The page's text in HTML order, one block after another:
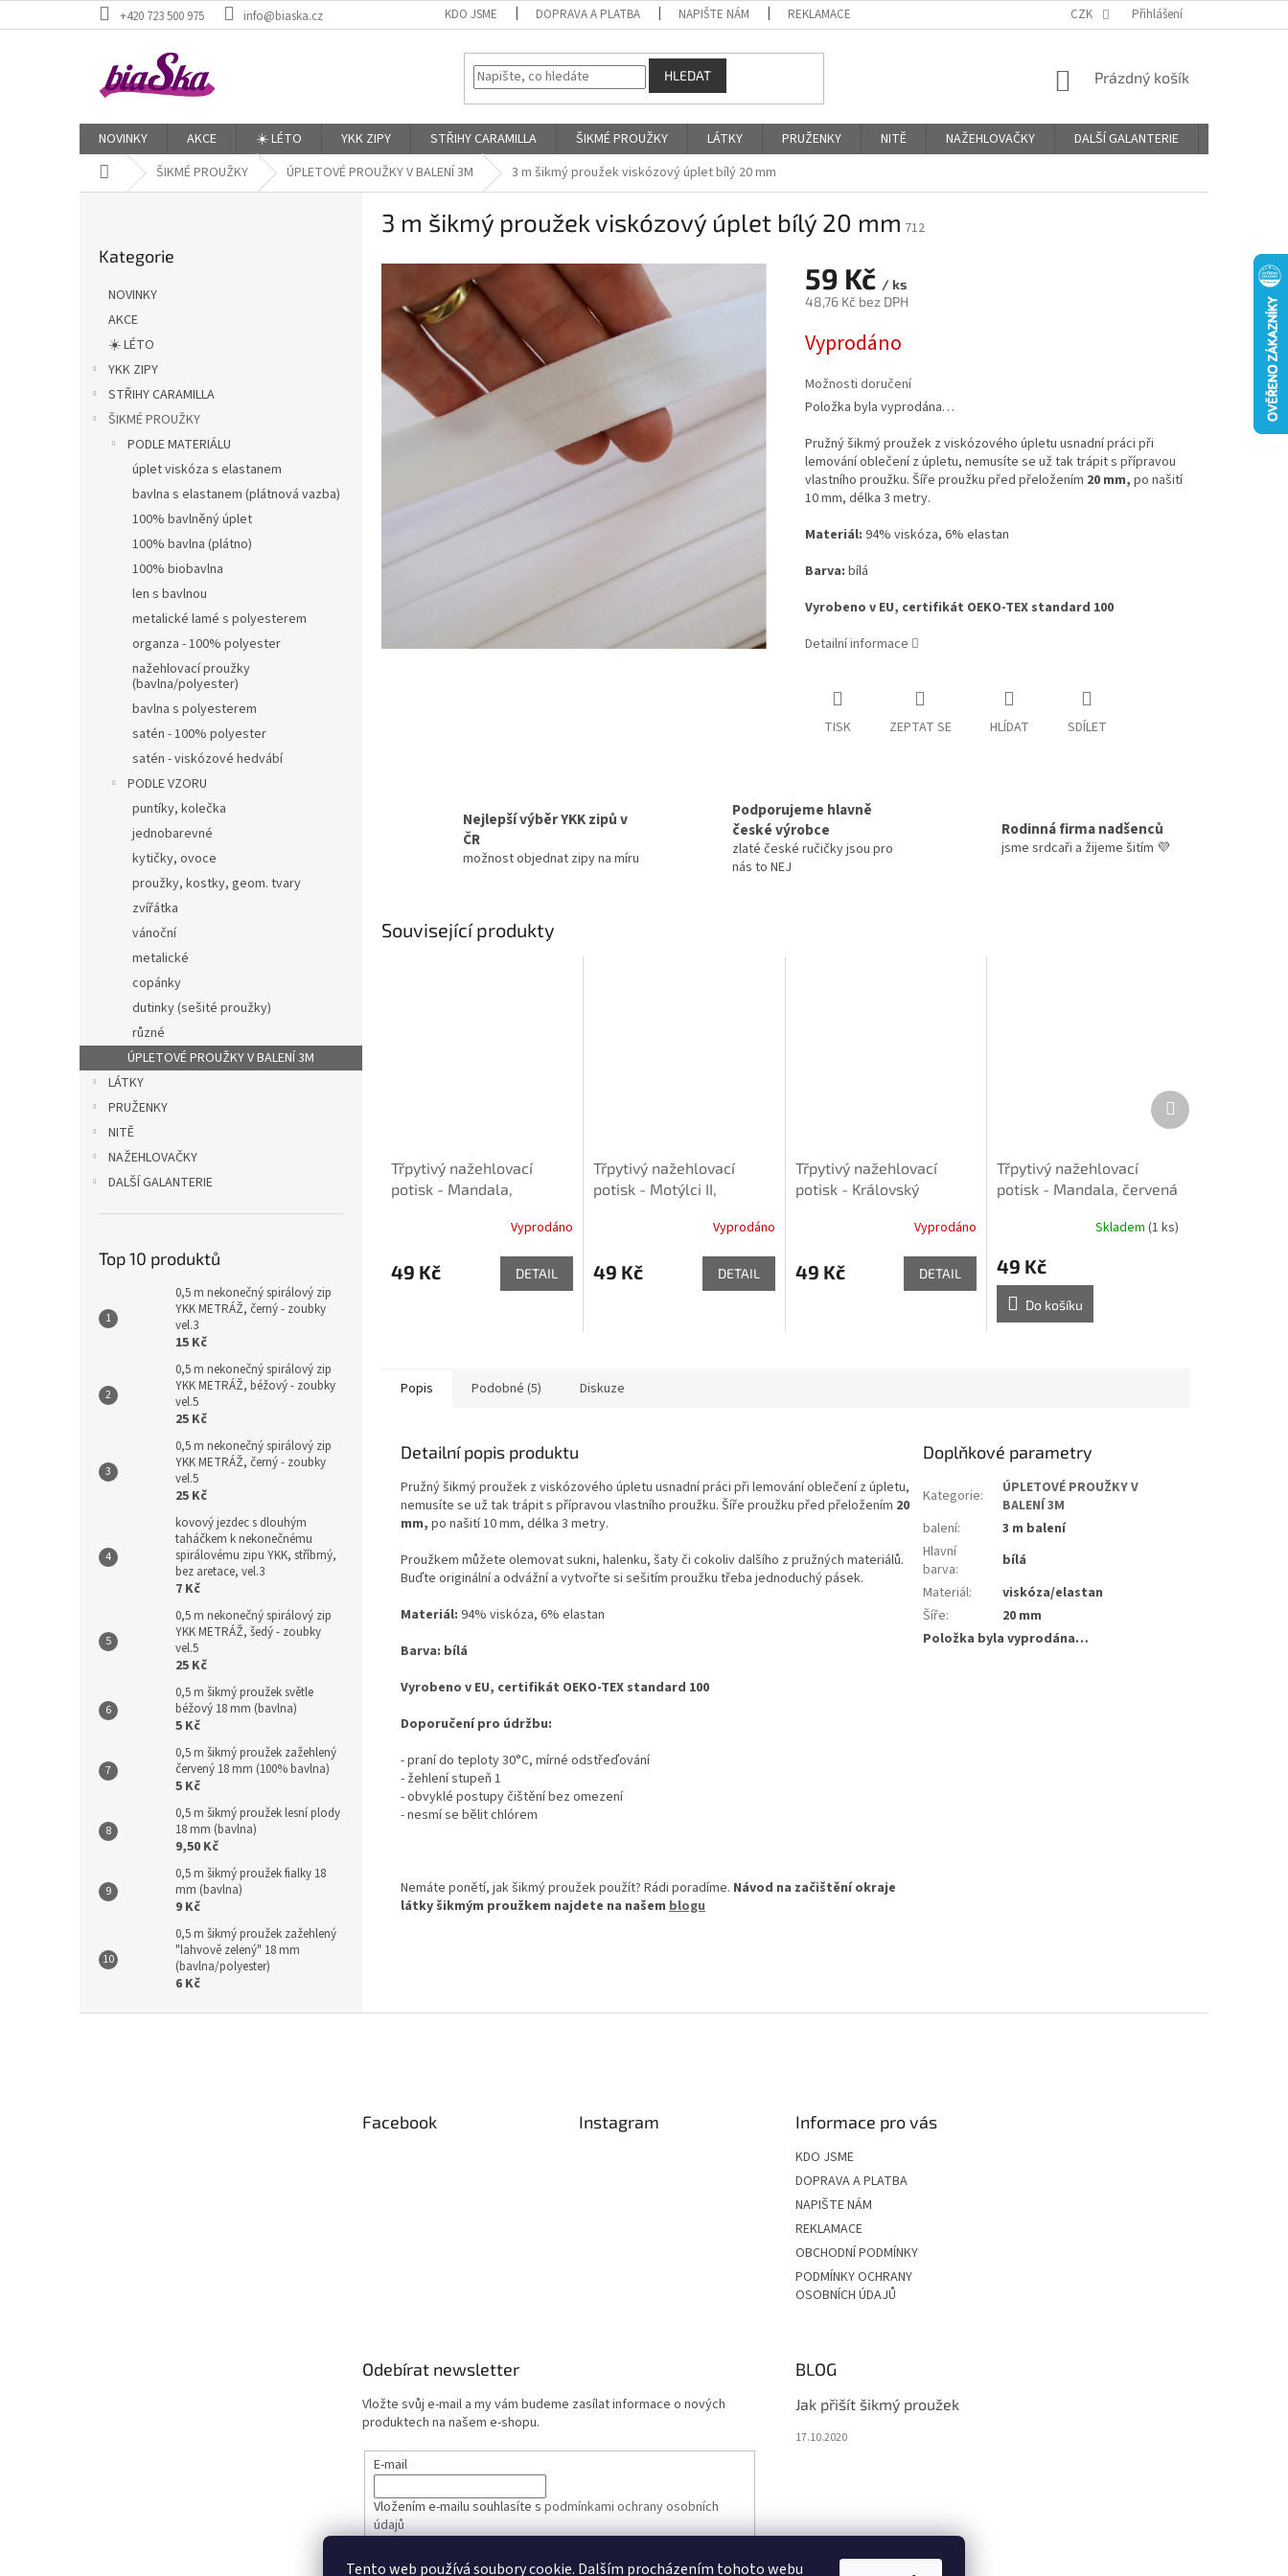
Tento web používá soubory cookie. Dalším procházením tohoto webu
na
+420 723 500 975 info@biaska.cz KDO JSME DOPRAVA A PLATBA NAPIŠTE NÁM REKLAMACE PODMÍNKY OCHRANY OSOBNÍCH ÚDAJŮ
CZK Přihlášení
HLEDAT
NÁKUPNÍ
Prázdný košík
NOVINKY AKCE ☀️ LÉTO YKK ZIPY STŘIHY CARAMILLA ŠIKMÉ PROUŽKY LÁTKY PRUŽENKY NITĚ NAŽEHLOVAČKY DALŠÍ GALANTERIE
Domů ŠIKMÉ PROUŽKY ÚPLETOVÉ PROUŽKY V BALENÍ 3M 3 m šikmý proužek viskózový úplet bílý 20 mm
kategorie
Kategorie
NOVINKY
AKCE
☀️ LÉTO
YKK ZIPY
STŘIHY CARAMILLA
ŠIKMÉ PROUŽKY
PODLE MATERIÁLU
úplet viskóza s elastanem
bavlna s elastanem (plátnová vazba)
100% bavlněný úplet
100% bavlna (plátno)
100% biobavlna
len s bavlnou
metalické lamé s polyesterem
organza - 100% polyester
nažehlovací proužky
(bavlna/polyester)
bavlna s polyesterem
satén - 100% polyester
satén - viskózové hedvábí
PODLE VZORU
puntíky, kolečka
jednobarevné
kytičky, ovoce
proužky, kostky, geom. tvary
zvířátka
vánoční
metalické
copánky
dutinky (sešité proužky)
různé
ÚPLETOVÉ PROUŽKY V BALENÍ 3M
LÁTKY
PRUŽENKY
NITĚ
NAŽEHLOVAČKY
DALŠÍ GALANTERIE
Top 10 produktů
0,5 m nekonečný spirálový zip
YKK METRÁŽ, černý - zoubky
vel.3
15 Kč
0,5 m nekonečný spirálový zip
YKK METRÁŽ, béžový - zoubky
vel.5
25 Kč
0,5 m nekonečný spirálový zip
YKK METRÁŽ, černý - zoubky
vel.5
25 Kč
kovový jezdec s dlouhým
taháčkem k nekonečnému
spirálovému zipu YKK, stříbrný,
bez aretace, vel.3
7 Kč
0,5 m nekonečný spirálový zip
YKK METRÁŽ, šedý - zoubky
vel.5
25 Kč
0,5 m šikmý proužek světle
béžový 18 mm (bavlna)
5 Kč
0,5 m šikmý proužek zažehlený
červený 18 mm (100% bavlna)
5 Kč
0,5 m šikmý proužek lesní plody
18 mm (bavlna)
9,50 Kč
0,5 m šikmý proužek fialky 18
mm (bavlna)
9 Kč
0,5 m šikmý proužek zažehlený
"lahvově zelený" 18 mm
(bavlna/polyester)
6 Kč
3 m šikmý proužek viskózový úplet bílý 20 mm 712
59 Kč / ks
48,76 Kč bez DPH
cena:
Vyprodáno
Možnosti doručení
Položka byla vyprodána…
Pružný šikmý proužek z viskózového úpletu usnadní práci při
lemování oblečení z úpletu, nemusíte se už tak trápit s přípravou
vlastního proužku. Šíře proužku před přeložením 20 mm, po našití
10 mm, délka 3 metry.
Materiál: 94% viskóza, 6% elastan
Barva: bílá
Vyrobeno v EU, certifikát OEKO-TEX standard 100
Detailní informace
TISK ZEPTAT SE HLÍDAT SDÍLET
Nejlepší výběr YKK zipů v
ČR
možnost objednat zipy na míru
Podporujeme hlavně
české výrobce
zlaté české ručičky jsou pro
nás to NEJ
Rodinná firma nadšenců
jsme srdcaři a žijeme šitím 💜
Související produkty
Třpytivý nažehlovací
potisk - Mandala,
Vyprodáno
49 Kč DETAIL
Třpytivý nažehlovací
potisk - Motýlci II,
Vyprodáno
49 Kč DETAIL
Třpytivý nažehlovací
potisk - Královský
Vyprodáno
49 Kč DETAIL
Třpytivý nažehlovací
potisk - Mandala, červená
Skladem (1 ks)
49 Kč
Do košíku
Další
produkt
Popis Podobné (5) Diskuze
Detailní popis produktu
Pružný šikmý proužek z viskózového úpletu usnadní práci při lemování oblečení z úpletu,
nemusíte se už tak trápit s přípravou vlastního proužku. Šíře proužku před přeložením 20
mm, po našití 10 mm, délka 3 metry.
Proužkem můžete olemovat sukni, halenku, šaty či cokoliv dalšího z pružných materiálů.
Buďte originální a odvážní a vytvořte si sešitím proužku třeba jednoduchý pásek.
Materiál: 94% viskóza, 6% elastan
Barva: bílá
Vyrobeno v EU, certifikát OEKO-TEX standard 100
Doporučení pro údržbu:
- praní do teploty 30°C, mírné odstřeďování
- žehlení stupeň 1
- obvyklé postupy čištění bez omezení
- nesmí se bělit chlórem
Nemáte ponětí, jak šikmý proužek použít? Rádi poradíme. Návod na začištění okraje
látky šikmým proužkem najdete na našem blogu
Doplňkové parametry
Kategorie:
ÚPLETOVÉ PROUŽKY V
BALENÍ 3M
balení:
3 m balení
Hlavní
barva:
bílá
Materiál:
viskóza/elastan
Šíře:
20 mm
Položka byla vyprodána…
Facebook Instagram Informace pro vás
KDO JSME
DOPRAVA A PLATBA
NAPIŠTE NÁM
REKLAMACE
OBCHODNÍ PODMÍNKY
PODMÍNKY OCHRANY
OSOBNÍCH ÚDAJŮ
Odebírat newsletter
Vložte svůj e-mail a my vám budeme zasílat informace o nových
produktech na našem e-shopu.
E-mail
Vložením e-mailu souhlasíte s podmínkami ochrany osobních
údajů
PŘIHLÁSIT SE
BLOG
Jak přišít šikmý proužek
17.10.2020